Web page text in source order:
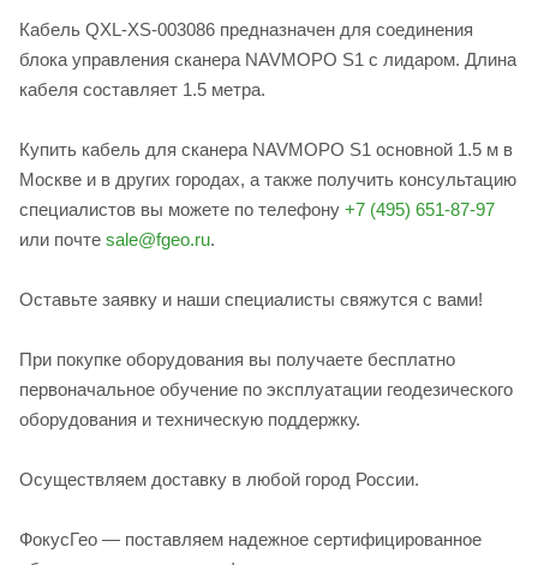
Кабель QXL-XS-003086 предназначен для соединения
блока управления сканера NAVMOPO S1 с лидаром. Длина
кабеля составляет 1.5 метра.
Купить кабель для сканера NAVMOPO S1 основной 1.5 м в
Москве и в других городах, а также получить консультацию
специалистов вы можете по телефону +7 (495) 651-87-97
или почте sale@fgeo.ru.
Оставьте заявку и наши специалисты свяжутся с вами!
При покупке оборудования вы получаете бесплатно
первоначальное обучение по эксплуатации геодезического
оборудования и техническую поддержку.
Осуществляем доставку в любой город России.
ФокусГео — поставляем надежное сертифицированное